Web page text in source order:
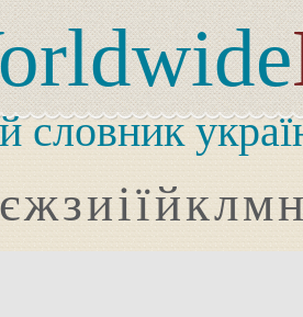
словник
єжзиіїйклмн